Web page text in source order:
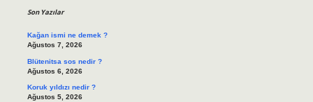
Son Yazılar
Kağan ismi ne demek ?
Ağustos 7, 2026
Blütenitsa sos nedir ?
Ağustos 6, 2026
Koruk yıldızı nedir ?
Ağustos 5, 2026